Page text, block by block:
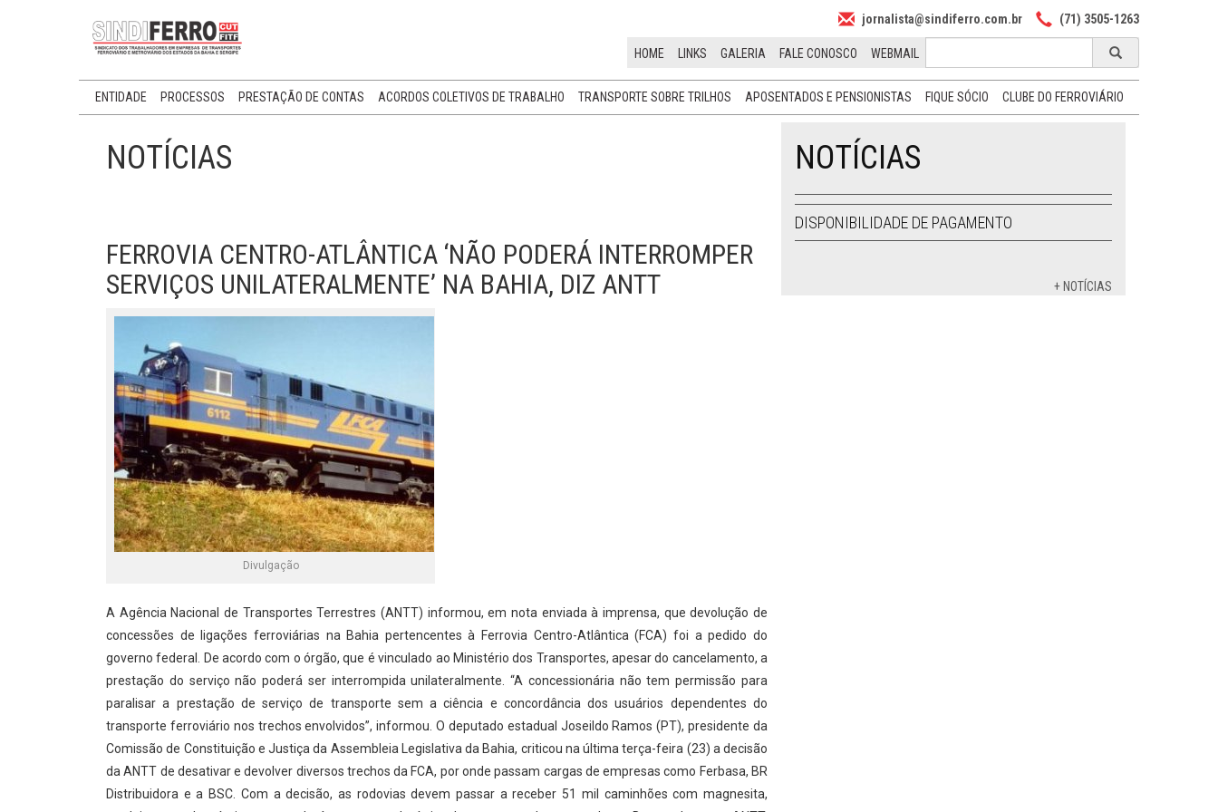
jornalista@sindiferro.com.br (71) 3505-1263
HOME LINKS GALERIA FALE CONOSCO WEBMAIL
ENTIDADE PROCESSOS PRESTAÇÃO DE CONTAS ACORDOS COLETIVOS DE TRABALHO TRANSPORTE SOBRE TRILHOS APOSENTADOS E PENSIONISTAS FIQUE SÓCIO CLUBE DO FERROVIÁRIO
NOTÍCIAS
FERROVIA CENTRO-ATLÂNTICA ‘NÃO PODERÁ INTERROMPER
SERVIÇOS UNILATERALMENTE’ NA BAHIA, DIZ ANTT
Divulgação
A Agência Nacional de Transportes Terrestres (ANTT) informou, em nota enviada à imprensa, que devolução de
concessões de ligações ferroviárias na Bahia pertencentes à Ferrovia Centro-Atlântica (FCA) foi a pedido do
governo federal. De acordo com o órgão, que é vinculado ao Ministério dos Transportes, apesar do cancelamento, a
prestação do serviço não poderá ser interrompida unilateralmente. “A concessionária não tem permissão para
paralisar a prestação de serviço de transporte sem a ciência e concordância dos usuários dependentes do
transporte ferroviário nos trechos envolvidos”, informou. O deputado estadual Joseildo Ramos (PT), presidente da
Comissão de Constituição e Justiça da Assembleia Legislativa da Bahia, criticou na última terça-feira (23) a decisão
da ANTT de desativar e devolver diversos trechos da FCA, por onde passam cargas de empresas como Ferbasa, BR
Distribuidora e a BSC. Com a decisão, as rodovias devem passar a receber 51 mil caminhões com magnesita,
NOTÍCIAS
DISPONIBILIDADE DE PAGAMENTO
+ NOTÍCIAS